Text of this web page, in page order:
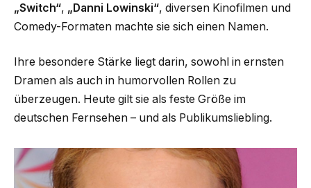
„Switch“, „Danni Lowinski“, diversen Kinofilmen und
Comedy-Formaten machte sie sich einen Namen.
Ihre besondere Stärke liegt darin, sowohl in ernsten
Dramen als auch in humorvollen Rollen zu
überzeugen. Heute gilt sie als feste Größe im
deutschen Fernsehen – und als Publikumsliebling.